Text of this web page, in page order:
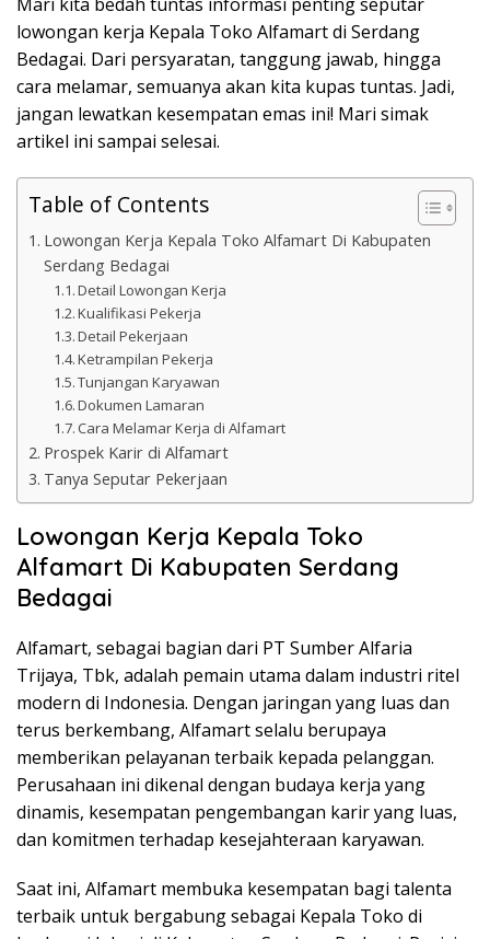
lowongan kerja Kepala Toko Alfamart di Serdang
Bedagai. Dari persyaratan, tanggung jawab, hingga
cara melamar, semuanya akan kita kupas tuntas. Jadi,
jangan lewatkan kesempatan emas ini! Mari simak
artikel ini sampai selesai.
Table of Contents
Lowongan Kerja Kepala Toko Alfamart Di Kabupaten
Serdang Bedagai
Detail Lowongan Kerja
Kualifikasi Pekerja
Detail Pekerjaan
Ketrampilan Pekerja
Tunjangan Karyawan
Dokumen Lamaran
Cara Melamar Kerja di Alfamart
Prospek Karir di Alfamart
Tanya Seputar Pekerjaan
Lowongan Kerja Kepala Toko
Alfamart Di Kabupaten Serdang
Bedagai
Alfamart, sebagai bagian dari PT Sumber Alfaria
Trijaya, Tbk, adalah pemain utama dalam industri ritel
modern di Indonesia. Dengan jaringan yang luas dan
terus berkembang, Alfamart selalu berupaya
memberikan pelayanan terbaik kepada pelanggan.
Perusahaan ini dikenal dengan budaya kerja yang
dinamis, kesempatan pengembangan karir yang luas,
dan komitmen terhadap kesejahteraan karyawan.
Saat ini, Alfamart membuka kesempatan bagi talenta
terbaik untuk bergabung sebagai Kepala Toko di